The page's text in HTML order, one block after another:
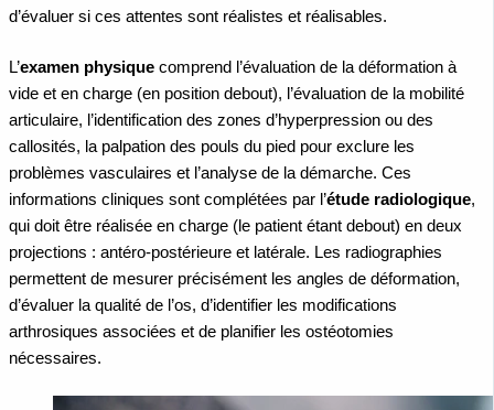
d’évaluer si ces attentes sont réalistes et réalisables.
L’examen physique comprend l’évaluation de la déformation à
vide et en charge (en position debout), l’évaluation de la mobilité
articulaire, l’identification des zones d’hyperpression ou des
callosités, la palpation des pouls du pied pour exclure les
problèmes vasculaires et l’analyse de la démarche. Ces
informations cliniques sont complétées par l’étude radiologique,
qui doit être réalisée en charge (le patient étant debout) en deux
projections : antéro-postérieure et latérale. Les radiographies
permettent de mesurer précisément les angles de déformation,
d’évaluer la qualité de l’os, d’identifier les modifications
arthrosiques associées et de planifier les ostéotomies
nécessaires.